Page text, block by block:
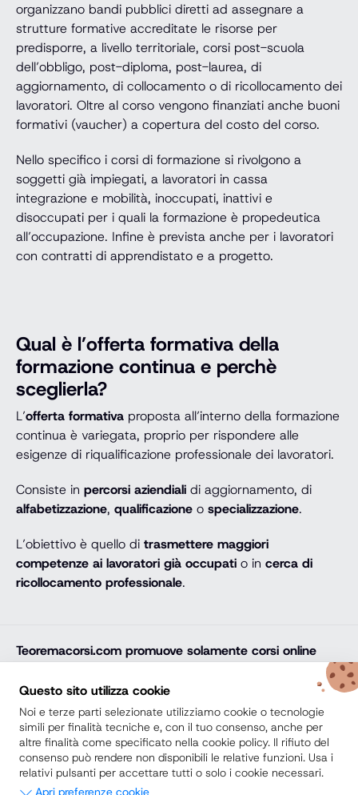
organizzano bandi pubblici diretti ad assegnare a
strutture formative accreditate le risorse per
predisporre, a livello territoriale, corsi post-scuola
dell’obbligo, post-diploma, post-laurea, di
aggiornamento, di collocamento o di ricollocamento dei
lavoratori. Oltre al corso vengono finanziati anche buoni
formativi (vaucher) a copertura del costo del corso.
Nello specifico i corsi di formazione si rivolgono a
soggetti già impiegati, a lavoratori in cassa
integrazione e mobilità, inoccupati, inattivi e
disoccupati per i quali la formazione è propedeutica
all’occupazione. Infine è prevista anche per i lavoratori
con contratti di apprendistato e a progetto.
Qual è l’offerta formativa della
formazione continua e perchè
sceglierla?
L’offerta formativa proposta all’interno della formazione
continua è variegata, proprio per rispondere alle
esigenze di riqualificazione professionale dei lavoratori.
Consiste in percorsi aziendiali di aggiornamento, di
alfabetizzazione, qualificazione o specializzazione.
L’obiettivo è quello di trasmettere maggiori
competenze ai lavoratori già occupati o in cerca di
ricollocamento professionale.
Teoremacorsi.com promuove solamente corsi online
professionali, corsi per il diploma online, lauree e master
online di comprovata qualità e con attestato finale
riconosciuto e spendibile sul mercato del lavoro. Trova
la soluzione ideale e arricchisci il tuo percorso di studi
con noi.
Secondo Diploma
Questo sito utilizza cookie
Noi e terze parti selezionate utilizziamo cookie o tecnologie
simili per finalità tecniche e, con il tuo consenso, anche per
altre finalità come specificato nella cookie policy. Il rifiuto del
consenso può rendere non disponibili le relative funzioni. Usa i
relativi pulsanti per accettare tutti o solo i cookie necessari.
Apri preferenze cookie